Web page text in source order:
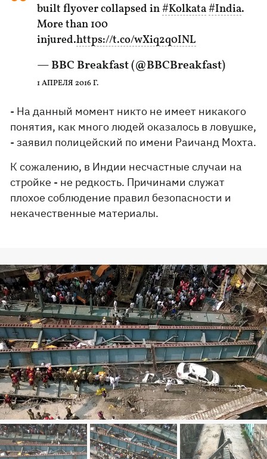
built flyover collapsed in#Kolkata #India.
More than 100
injured.https://t.co/wXiq2q0INL
— BBC Breakfast (@BBCBreakfast)
1 АПРЕЛЯ 2016 Г.
- На данный момент никто не имеет никакого
понятия, как много людей оказалось в ловушке,
- заявил полицейский по имени Раичанд Мохта.
К сожалению, в Индии несчастные случаи на
стройке - не редкость. Причинами служат
плохое соблюдение правил безопасности и
некачественные материалы.